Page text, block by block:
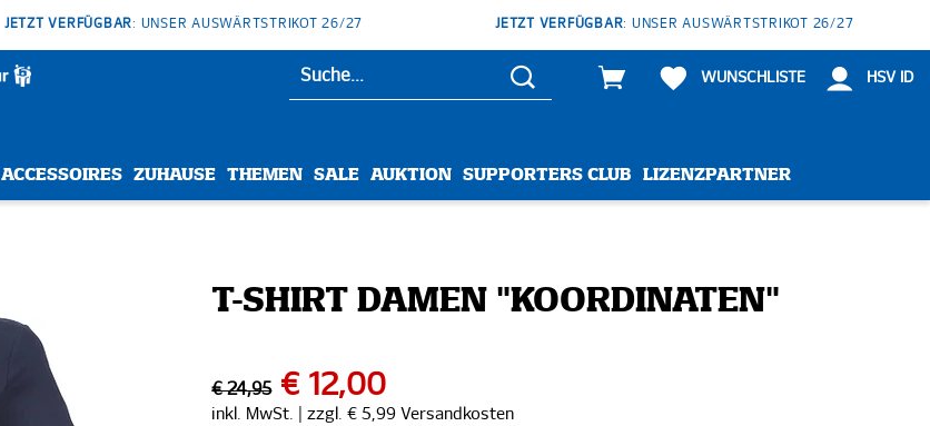
JETZT VERFÜGBAR: UNSER AUSWÄRTSTRIKOT 26/27 JETZT VERFÜGBAR: UNSER AUSWÄRTSTRIKOT 26/27
WUNSCHLISTE HSV ID
ACCESSOIRES ZUHAUSE THEMEN SALE AUKTION SUPPORTERS CLUB LIZENZPARTNER
T-SHIRT DAMEN "KOORDINATEN"
€ 24,95 € 12,00
inkl. MwSt. | zzgl. € 5,99 Versandkosten